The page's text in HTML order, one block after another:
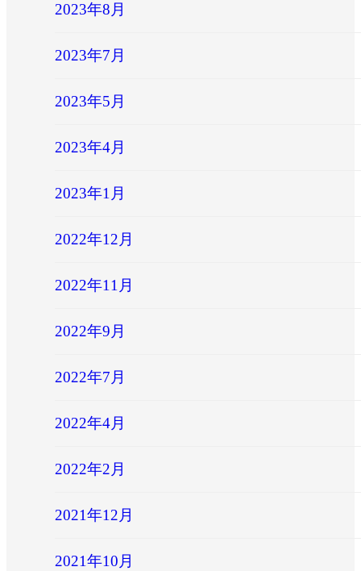
2023年8月
2023年7月
2023年5月
2023年4月
2023年1月
2022年12月
2022年11月
2022年9月
2022年7月
2022年4月
2022年2月
2021年12月
2021年10月